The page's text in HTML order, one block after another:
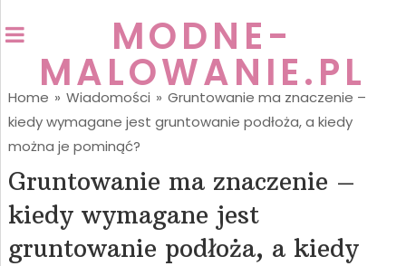
MODNE-
MALOWANIE.PL
Home » Wiadomości » Gruntowanie ma znaczenie –
kiedy wymagane jest gruntowanie podłoża, a kiedy
można je pominąć?
Gruntowanie ma znaczenie –
kiedy wymagane jest
gruntowanie podłoża, a kiedy